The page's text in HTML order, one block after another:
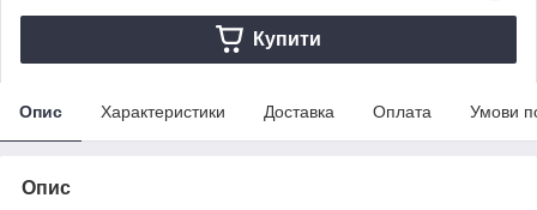
Купити
Опис Характеристики Доставка Оплата Умови
Опис